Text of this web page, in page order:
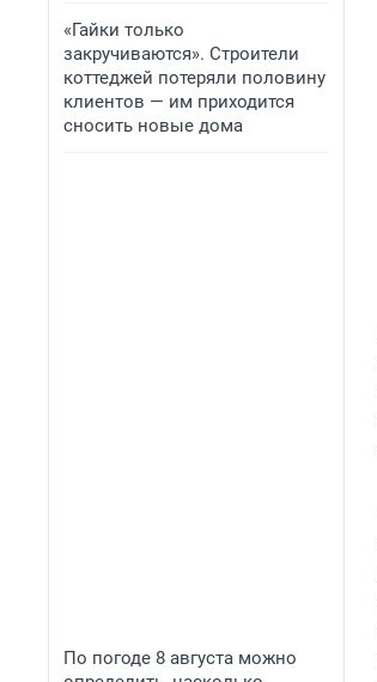
«Гайки только
закручиваются». Строители
коттеджей потеряли половину
клиентов — им приходится
сносить новые дома
По погоде 8 августа можно